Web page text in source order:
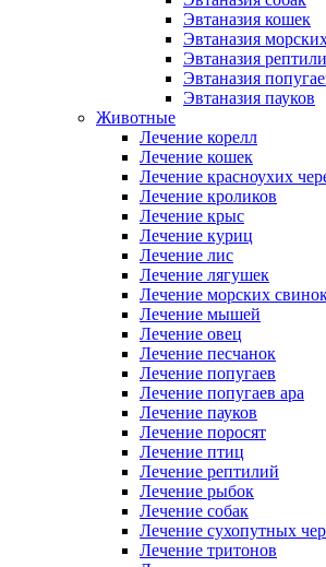
Эвтаназия кошек
Эвтаназия
Эвтаназия
Эвтаназия
Эвтаназия пауков
Животные
Лечение корелл
Лечение кошек
Лечение красноухих
Лечение кроликов
Лечение крыс
Лечение куриц
Лечение лис
Лечение лягушек
Лечение морских
Лечение мышей
Лечение овец
Лечение песчанок
Лечение попугаев
Лечение попугаев ара
Лечение пауков
Лечение поросят
Лечение птиц
Лечение рептилий
Лечение рыбок
Лечение собак
Лечение сухопутных
Лечение тритонов